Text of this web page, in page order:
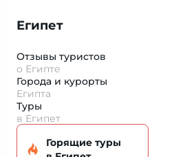
Египет
Отзывы туристов
о Египте
Города и курорты
Египта
Туры
в Египет
Горящие туры